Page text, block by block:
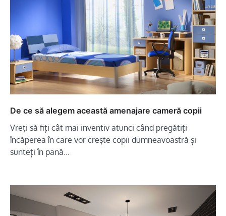
De ce să alegem această amenajare cameră copii
Vreți să fiți cât mai inventiv atunci când pregătiți
încăperea în care vor crește copii dumneavoastră și
sunteți în pană…